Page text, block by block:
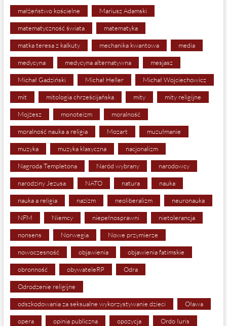
małżeństwo kościelne Mariusz Adamski
matematyczność świata matematyka
matka teresa z kalkuty mechanika kwantowa media
medycyna medycyna alternatywna mesjasz
Michał Gadziński Michał Heller Michał Wojciechowicz
mit mitologia chrześcijańska mity mity religijne
Mojżesz monoteizm moralność
moralność nauka a religia Mozart muzułmanie
muzyka muzyka klasyczna nacjonalizm
Nagroda Templetona Naród wybrany narodowcy
narodziny Jezusa NATO natura nauka
nauka a religia nazizm neoliberalizm neuronauka
NFM Niemcy niepełnosprawni nietolerancja
nonsens Norwegia Nowe przymierze
nowoczesność objawienia objawienia fatimskie
obronność obywateleRP Odra
Odrodzenie religijne
odszkodowania za seksualne wykorzystywanie dzieci Oława
opera opinia publiczna opozycja Ordo Iuris